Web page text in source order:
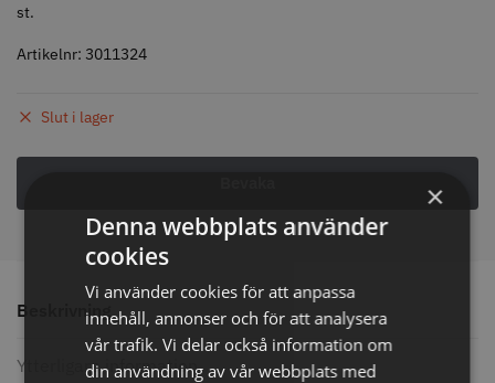
st.
Artikelnr: 3011324
Slut i lager
Beskrivning
Ytterligare information
Comair toppapper vikta - 70 mm
x 50 mm - 500 st
59.00 kr
Jaguar Pre Style Relax Slice 5.5
659.00 kr
×
Denna webbplats använder
cookies
Vi använder cookies för att anpassa
innehåll, annonser och för att analysera
vår trafik. Vi delar också information om
din användning av vår webbplats med